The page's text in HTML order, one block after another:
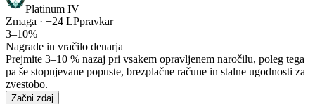
Platinum IV
Zmaga · +24 LPpravkar
3–10%
Nagrade in vračilo denarja
Prejmite 3–10 % nazaj pri vsakem opravljenem naročilu, poleg tega
pa še stopnjevane popuste, brezplačne račune in stalne ugodnosti za
zvestobo.
Začni zdaj